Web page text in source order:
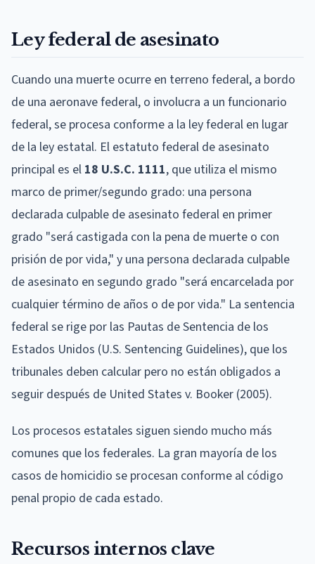
Ley federal de asesinato
Cuando una muerte ocurre en terreno federal, a bordo
de una aeronave federal, o involucra a un funcionario
federal, se procesa conforme a la ley federal en lugar
de la ley estatal. El estatuto federal de asesinato
principal es el 18 U.S.C. 1111, que utiliza el mismo
marco de primer/segundo grado: una persona
declarada culpable de asesinato federal en primer
grado "será castigada con la pena de muerte o con
prisión de por vida," y una persona declarada culpable
de asesinato en segundo grado "será encarcelada por
cualquier término de años o de por vida." La sentencia
federal se rige por las Pautas de Sentencia de los
Estados Unidos (U.S. Sentencing Guidelines), que los
tribunales deben calcular pero no están obligados a
seguir después de United States v. Booker (2005).
Los procesos estatales siguen siendo mucho más
comunes que los federales. La gran mayoría de los
casos de homicidio se procesan conforme al código
penal propio de cada estado.
Recursos internos clave